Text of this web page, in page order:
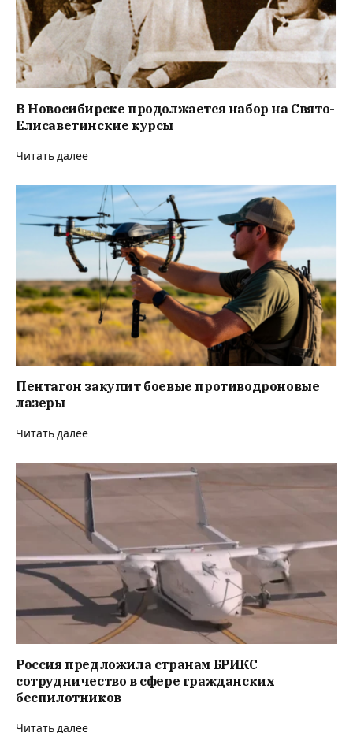
В Новосибирске продолжается набор на Свято-
Елисаветинские курсы
Читать далее
Пентагон закупит боевые противодроновые
лазеры
Читать далее
Россия предложила странам БРИКС
сотрудничество в сфере гражданских
беспилотников
Читать далее